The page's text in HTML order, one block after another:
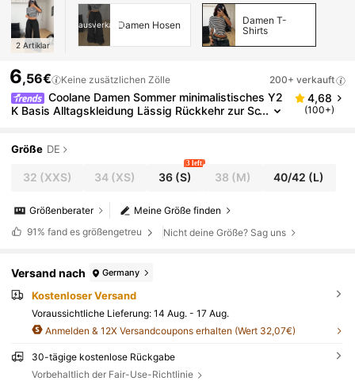
2 Artiklar
ausverkauftDamen Hosen
Damen T-
Shirts
6,56€ Keine zusätzlichen Zölle 200+ verkauft
Coolane Damen Sommer minimalistisches Y2
K Basis Alltagskleidung Lässig Rückkehr zur Sc
4,68
(100+)
Größe DE
32 (XXS) 34 (XS) 36(S)
3 left
38 (M) 40/42 (L)
Meine Größe finden
Größenberater
91% fand es größengetreu Nicht deine Größe? Sag uns
Versand nach Germany
Kostenloser Versand
Voraussichtliche Lieferung: 14 Aug. - 17 Aug.
Anmelden & 12X Versandcoupons erhalten (Wert 32,07€)
30-tägige kostenlose Rückgabe
Vorbehaltlich der Fair-Use-Richtlinie